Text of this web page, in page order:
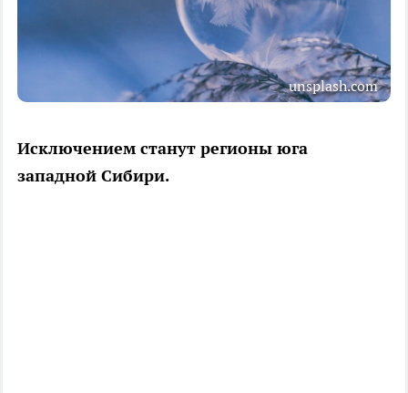
unsplash.com
Исключением станут регионы юга
западной Сибири.